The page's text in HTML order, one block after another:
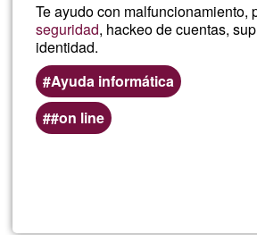
Te ayudo con malfuncionamiento,
seguridad, hackeo de cuentas,
identidad.
Ayuda informática
#on line